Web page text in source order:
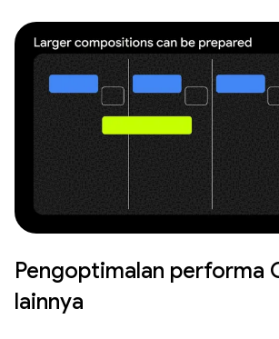
Pengoptimalan performa
lainnya